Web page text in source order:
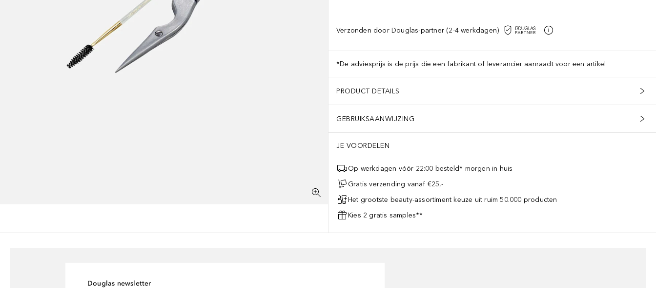
Verzonden door Douglas-partner (2-4 werkdagen)
*De adviesprijs is de prijs die een fabrikant of leverancier aanraadt voor een artikel
PRODUCT DETAILS
GEBRUIKSAANWIJZING
JE VOORDELEN
Op werkdagen vóór 22:00 besteld* morgen in huis
Gratis verzending vanaf €25,-
Het grootste beauty-assortiment keuze uit ruim 50.000 producten
Kies 2 gratis samples**
Douglas newsletter